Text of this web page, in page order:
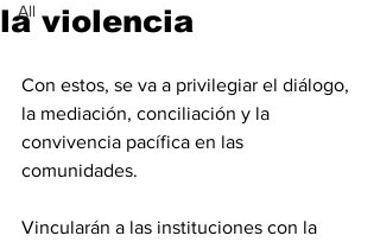
All
la violencia
Con estos, se va a privilegiar el diálogo,
la mediación, conciliación y la
convivencia pacífica en las
comunidades.
Vincularán a las instituciones con la